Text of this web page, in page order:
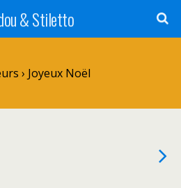
& Stiletto
› Joyeux Noël